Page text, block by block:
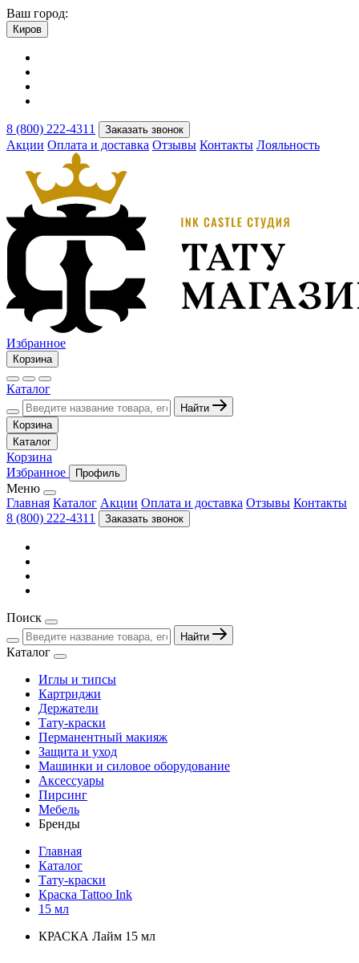
Ваш город:
Киров
8 (800) 222-4311 Заказать звонок
Акции Оплата и доставка Отзывы Контакты Лояльность
Избранное
Корзина
Каталог
Найти
Корзина
Каталог
Корзина
Избранное
Профиль
Меню
Главная Каталог Акции Оплата и доставка Отзывы Контакты
8 (800) 222-4311
Заказать звонок
Поиск
Найти
Каталог
Иглы и типсы
Картриджи
Держатели
Тату-краски
Перманентный макияж
Защита и уход
Машинки и силовое оборудование
Аксессуары
Пирсинг
Мебель
Бренды
Главная
Каталог
Тату-краски
Краска Tattoo Ink
15 мл
КРАСКА Лайм 15 мл